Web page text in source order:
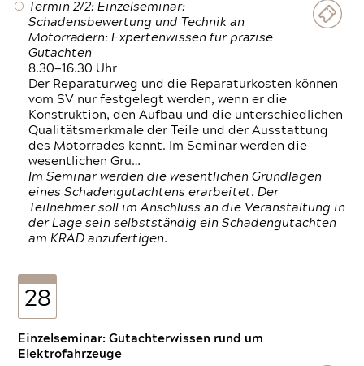
Termin 2/2: Einzelseminar:
Schadensbewertung und Technik an
Motorrädern: Expertenwissen für präzise
Gutachten
8.30—16.30 Uhr
Der Reparaturweg und die Reparaturkosten können
vom SV nur festgelegt werden, wenn er die
Konstruktion, den Aufbau und die unterschiedlichen
Qualitätsmerkmale der Teile und der Ausstattung
des Motorrades kennt. Im Seminar werden die
wesentlichen Gru…
Im Seminar werden die wesentlichen Grundlagen
eines Schadengutachtens erarbeitet. Der
Teilnehmer soll im Anschluss an die Veranstaltung in
der Lage sein selbstständig ein Schadengutachten
am KRAD anzufertigen.
28
Einzelseminar: Gutachterwissen rund um
Elektrofahrzeuge